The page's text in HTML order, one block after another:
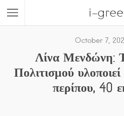
i-
October 7,
Λίνα Μενδώνη:
Πολιτισμού
περίπου, 40